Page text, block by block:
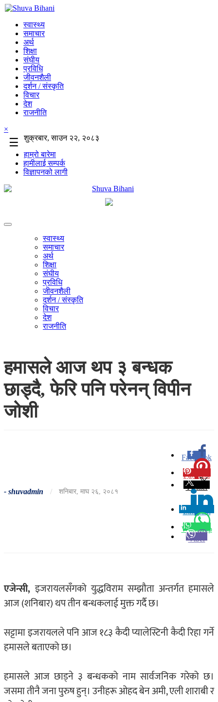
स्वास्थ्य
समाचार
अर्थ
शिक्षा
संघीय
प्रविधि
जीवनशैली
दर्शन / संस्कृति
विचार
देश
राजनीति
×
☰
शुक्रबार, साउन २२, २०८३
हाम्रो बारेमा
हामीलाई सम्पर्क
विज्ञापनको लागी
स्वास्थ्य
समाचार
अर्थ
शिक्षा
संघीय
प्रविधि
जीवनशैली
दर्शन / संस्कृति
विचार
देश
राजनीति
हमासले आज थप ३ बन्धक
छाड्दै, फेरि पनि परेनन् विपीन
जोशी
- shuvadmin / शनिबार, माघ २६, २०८१
Facebook
0
Pinterest
Twitter
Linkedin
0
Whatsapp
Viber
एजेन्सी,इजरायलसँगको युद्धविराम सम्झौता अन्तर्गत हमासले
आज (शनिबार) थप तीन बन्धकलाई मुक्त गर्दै छ।
सट्टामा इजरायलले पनि आज १८३ कैदी प्यालेस्टिनी कैदी रिहा गर्ने
हमासले बताएको छ।
हमासले आज छाड्ने ३ बन्धकको नाम सार्वजनिक गरेको छ।
जसमा तीनै जना पुरुष हुन्। उनीहरू ओहद बेन अमी, एली शाराबी र